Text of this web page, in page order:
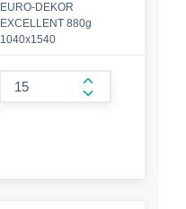
EURO-DEKOR
EXCELLENT 880g
1040x1540
form.increase-